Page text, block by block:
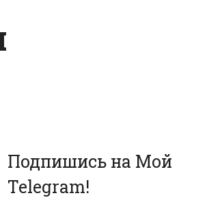
Подпишись на Мой
Telegram!